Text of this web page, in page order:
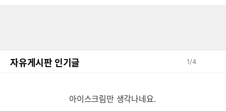
자유게시판 인기글 1/4
아이스크림만 생각나네요.